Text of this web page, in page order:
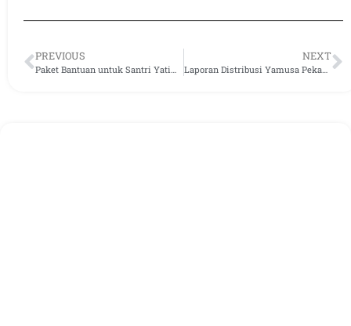
PREVIOUS
Paket Bantuan untuk Santri Yatim di Ponpes Miftahul Ulum Kec. Sindangkerta
NEXT
Laporan Distribusi Yamusa Pekan Kedua Bulan November 2022